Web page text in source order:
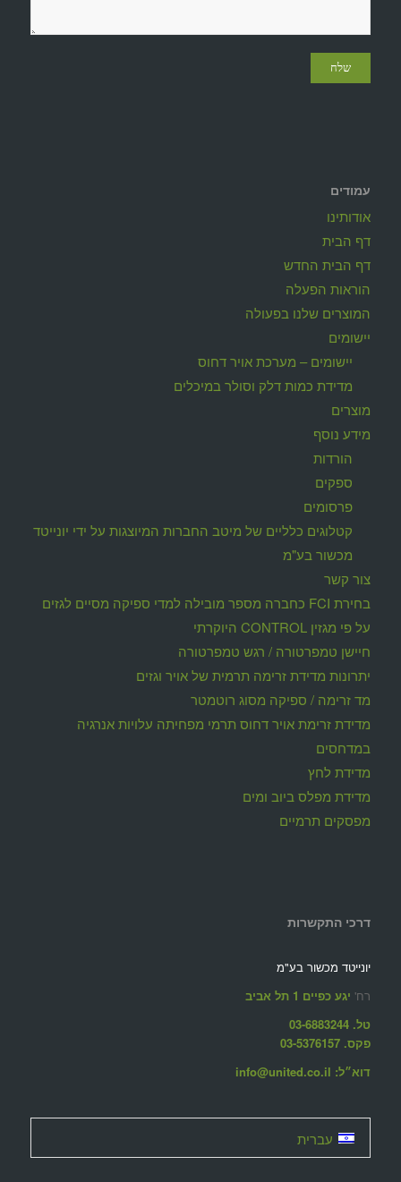
עמודים
אודותינו
דף הבית
דף הבית החדש
הוראות הפעלה
המוצרים שלנו בפעולה
יישומים
יישומים – מערכת אויר דחוס
מדידת כמות דלק וסולר במיכלים
מוצרים
מידע נוסף
הורדות
ספקים
פרסומים
קטלוגים כלליים של מיטב החברות המיוצגות על ידי יונייטד
מכשור בע"מ
צור קשר
בחירת FCI כחברה מספר מובילה למדי ספיקה מסיים לגזים
על פי מגזין CONTROL היוקרתי
חיישן טמפרטורה / רגש טמפרטורה
יתרונות מדידת זרימה תרמית של אויר וגזים
מד זרימה / ספיקה מסוג רוטמטר
מדידת זרימת אויר דחוס תרמי מפחיתה עלויות אנרגיה
במדחסים
מדידת לחץ
מדידת מפלס ביוב ומים
מפסקים תרמיים
דרכי התקשרות
יונייטד מכשור בע"מ
רח' יגע כפיים 1 תל אביב
טל. 03-6883244
פקס. 03-5376157
דוא״ל: info@united.co.il
עברית